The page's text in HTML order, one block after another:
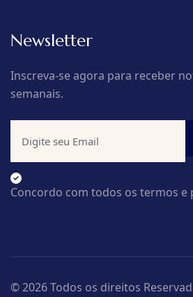
Newsletter
Inscreva-se agora para receber
semanais.
Concordo com todos os termos e
© 2026 Todos os direitos